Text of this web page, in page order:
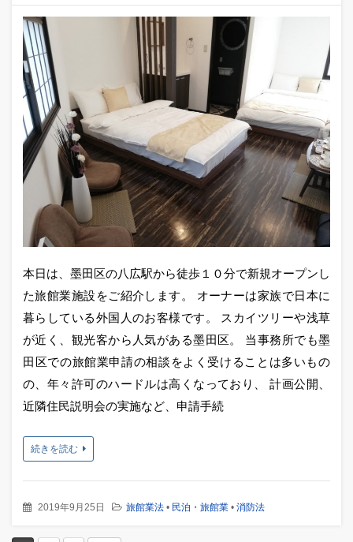
本日は、墨田区の八広駅から徒歩１０分で新規オープンし
た旅館業施設をご紹介します。 オーナーは家族で日本に
暮らしている外国人のお客様です。 スカイツリーや浅草
が近く、観光客から人気がある墨田区。 当事務所でも墨
田区での旅館業申請の相談をよく受けることは多いもの
の、年々許可のハードルは高くなっており、 計画公開、
近隣住民説明会の実施など、申請手続
続きを読む
2019年9月25日 旅館業法 • 民泊・旅館業 • 消防法